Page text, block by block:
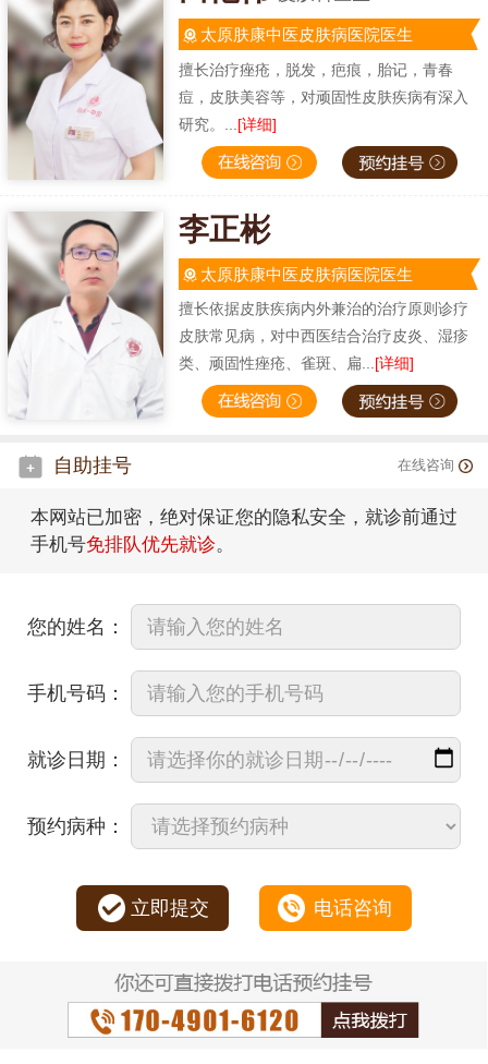
太原肤康中医皮肤病医院医生
擅长治疗痤疮，脱发，疤痕，胎记，青春
痘，皮肤美容等，对顽固性皮肤疾病有深入
研究。... [详细]
李正彬
太原肤康中医皮肤病医院医生
擅长依据皮肤疾病内外兼治的治疗原则诊疗
皮肤常见病，对中西医结合治疗皮炎、湿疹
类、顽固性痤疮、雀斑、扁...[详细]
自助挂号 在线咨询
本网站已加密，绝对保证您的隐私安全，就诊前通过
手机号免排队优先就诊。
您的姓名：
手机号码：
就诊日期：
预约病种：
立即提交 电话咨询